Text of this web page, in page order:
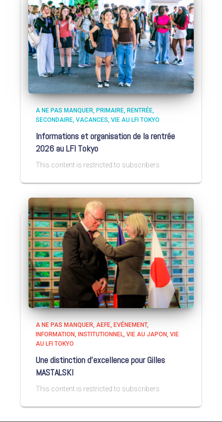
A NE PAS MANQUER PRIMAIRE RENTRÉE
SECONDAIRE VACANCES VIE AU LFI TOKYO
Informations et organisation de la rentrée
2026 au LFI Tokyo
This content is restricted to subscribers
A NE PAS MANQUER AEFE EVÉNEMENT
INFORMATION
INSTITUTIONNEL VIE AU JAPON VIE
AU LFI TOKYO
Une distinction d’excellence pour Gilles
MASTALSKI
This content is restricted to subscribers